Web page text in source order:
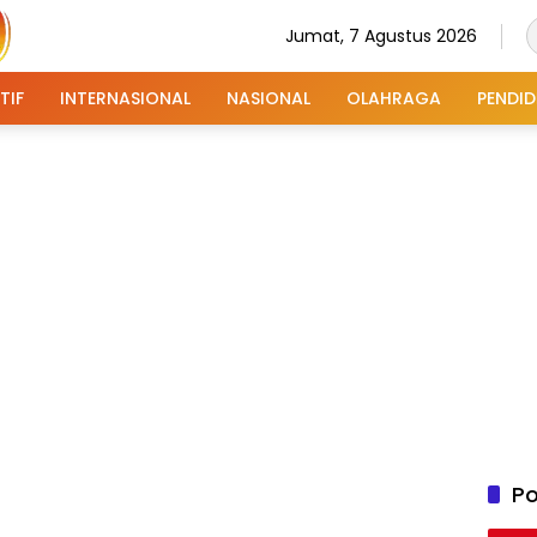
Jumat, 7 Agustus 2026
INTERNASIONAL NASIONAL OLAHRAGA